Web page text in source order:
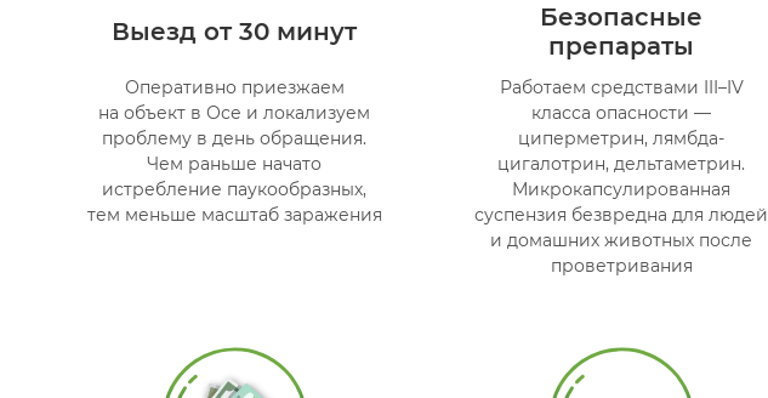
Выезд от 30 минут
Оперативно приезжаем
на объект в Осе и локализуем
проблему в день обращения.
Чем раньше начато
истребление паукообразных,
тем меньше масштаб заражения
Безопасные
препараты
Работаем средствами III–IV
класса опасности —
циперметрин, лямбда-
цигалотрин, дельтаметрин.
Микрокапсулированная
суспензия безвредна для людей
и домашних животных после
проветривания